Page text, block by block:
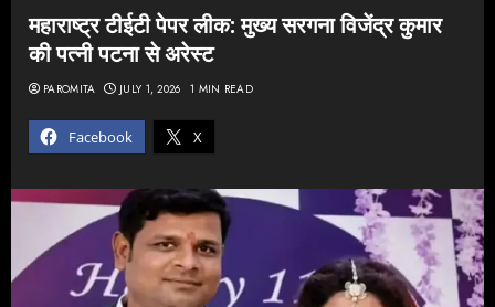
महाराष्ट्र टीईटी पेपर लीक: मुख्य सरगना विजेंद्र कुमार
की पत्नी पटना से अरेस्ट
Facebook X
PAROMITA JULY 1, 2026 1 MIN READ